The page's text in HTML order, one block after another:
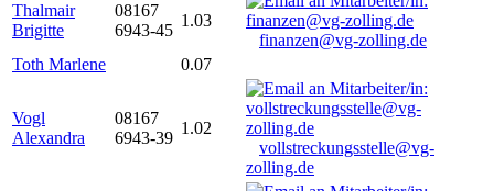
Thalmair
Brigitte
08167
6943-45
1.03
finanzen@vg-zolling.de
Toth Marlene
0.07
Vogl
Alexandra
08167
6943-39
1.02
vollstreckungsstelle@vg-
zolling.de